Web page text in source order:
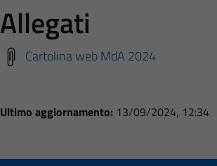
Allegati
Cartolina web MdA 2024
Ultimo aggiornamento: 13/09/2024, 12:34